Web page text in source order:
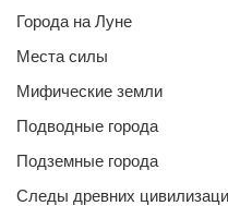
Города на Луне
Места силы
Мифические земли
Подводные города
Подземные города
Следы древних